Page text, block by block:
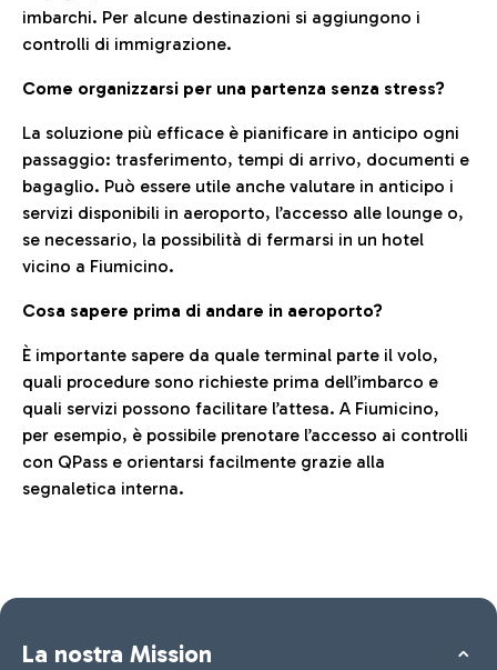
imbarchi. Per alcune destinazioni si aggiungono i
controlli di immigrazione.
Come organizzarsi per una partenza senza stress?
La soluzione più efficace è pianificare in anticipo ogni
passaggio: trasferimento, tempi di arrivo, documenti e
bagaglio. Può essere utile anche valutare in anticipo i
servizi disponibili in aeroporto, l’accesso alle lounge o,
se necessario, la possibilità di fermarsi in un hotel
vicino a Fiumicino.
Cosa sapere prima di andare in aeroporto?
È importante sapere da quale terminal parte il volo,
quali procedure sono richieste prima dell’imbarco e
quali servizi possono facilitare l’attesa. A Fiumicino,
per esempio, è possibile prenotare l’accesso ai controlli
con QPass e orientarsi facilmente grazie alla
segnaletica interna.
La nostra Mission